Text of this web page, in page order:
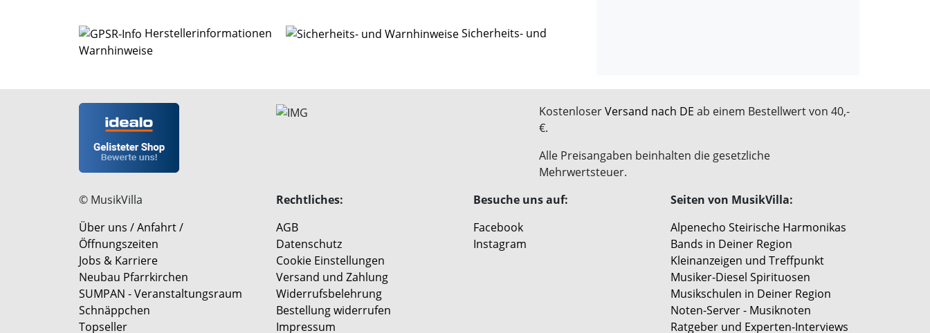
Herstellerinformationen
Sicherheits- und
Warnhinweise
KostenloserVersand nach DE ab einem Bestellwert von 40,-
€.
Alle Preisangaben beinhalten die gesetzliche
Mehrwertsteuer.
© MusikVilla
Über uns / Anfahrt /
Öffnungszeiten
Jobs & Karriere
Neubau Pfarrkirchen
SUMPAN - Veranstaltungsraum
Schnäppchen
Topseller
Rechtliches:
AGB
Datenschutz
Cookie Einstellungen
Versand und Zahlung
Widerrufsbelehrung
Bestellung widerrufen
Impressum
Besuche uns auf:
Facebook
Instagram
Seiten von MusikVilla:
Alpenecho Steirische Harmonikas
Bands in Deiner Region
Kleinanzeigen und Treffpunkt
Musiker-Diesel Spirituosen
Musikschulen in Deiner Region
Noten-Server - Musiknoten
Ratgeber und Experten-Interviews